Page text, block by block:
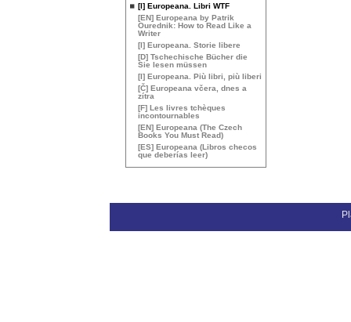
[I] Europeana. Libri WTF
[EN] Europeana by Patrik
Ourednik: How to Read Like a
Writer
[I] Europeana. Storie libere
[D] Tschechische Bücher die
Sie lesen müssen
[I] Europeana. Più libri, più liberi
[Č] Europeana včera, dnes a
zítra
[F] Les livres tchèques
incontournables
[EN] Europeana (The Czech
Books You Must Read)
[ES] Europeana (Libros checos
que deberías leer)